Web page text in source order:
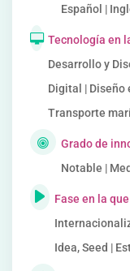
Español |
Tecnología en
Desarrollo y
Digital | Diseño
Transporte
Grado de
Notable |
Fase en la
Idea, Seed |